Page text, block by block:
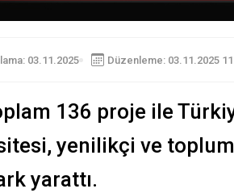
03.11.2025 Düzenleme: 03.11.2025
136 proje ile
yenilikçi ve
yarattı.